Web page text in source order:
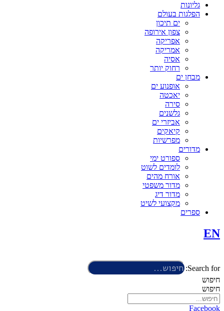
גליונות
הפלגות בעולם
ים תיכון
צפון אירופה
אפריקה
אמריקה
אסיה
רחוק יותר
מבחן ים
אופנוע ים
יאכטה
סירה
גלשנים
אביזרי ים
קיאקים
מפרשיות
מדורים
ספורט ימי
לומדים לשוט
אורח מהים
מדור משפטי
מדור דיג
מקצועי לשיט
ספרים
EN
Search for:
חיפוש
חיפוש
Facebook